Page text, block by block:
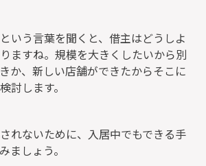
いう言葉を聞くと、借主はどうしよ
ますね。規模を大きくしたいから別
か、新しい店舗ができたからそこに
討します。
れないために、入居中でもできる手
ましょう。